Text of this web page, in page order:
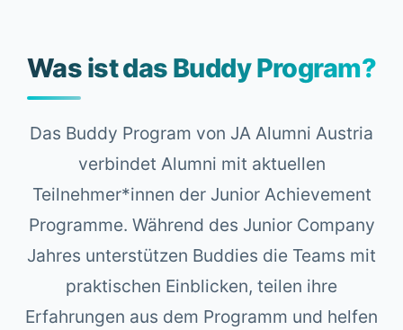
Was ist das Buddy Program?
Das Buddy Program von JA Alumni Austria
verbindet Alumni mit aktuellen
Teilnehmer*innen der Junior Achievement
Programme. Während des Junior Company
Jahres unterstützen Buddies die Teams mit
praktischen Einblicken, teilen ihre
Erfahrungen aus dem Programm und helfen